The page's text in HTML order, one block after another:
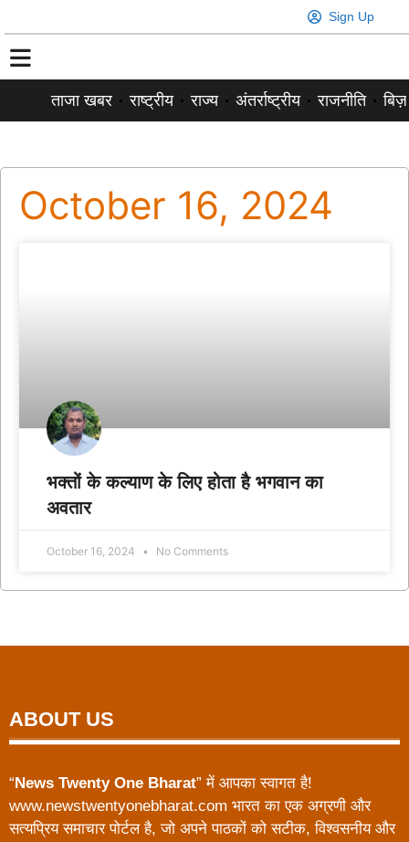
Sign Up
ताजा खबर राष्ट्रीय राज्य अंतर्राष्ट्रीय राजनीति
October 16, 2024
भक्तों के कल्याण के लिए होता है भगवान का
अवतार
October 16, 2024 No Comments
ABOUT US
“News Twenty One Bharat” में आपका स्वागत है!
www.newstwentyonebharat.com भारत का एक अग्रणी और
सत्यप्रिय समाचार पोर्टल है, जो अपने पाठकों को सटीक, विश्वसनीय और